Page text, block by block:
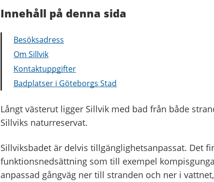
Innehåll på denna sida
Besöksadress
Om Sillvik
Kontaktuppgifter
Badplatser i Göteborgs Stad
Långt västerut ligger Sillvik med bad från både
Sillviks naturreservat.
Sillviksbadet är delvis tillgänglighetsanpassat. Det
funktionsnedsättning som till exempel
anpassad gångväg ner till stranden och ner i